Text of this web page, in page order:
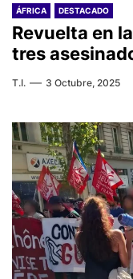
ÁFRICA DESTACADO
Revuelta en
tres
T.I. 3 Octubre, 2025